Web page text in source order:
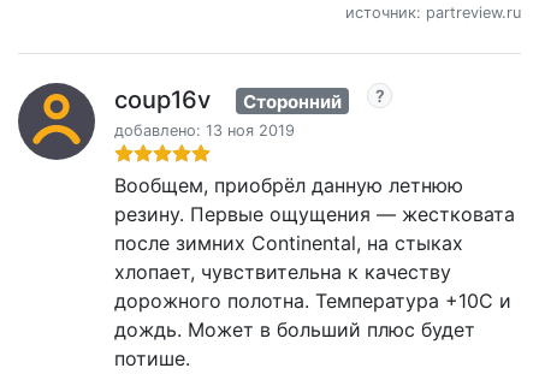
источник: partreview.ru
coup16v Сторонний
добавлено: 13 ноя 2019
Вообщем, приобрёл данную летнюю
резину. Первые ощущения — жестковата
после зимних Continental, на стыках
хлопает, чувствительна к качеству
дорожного полотна. Температура +10С и
дождь. Может в больший плюс будет
потише.